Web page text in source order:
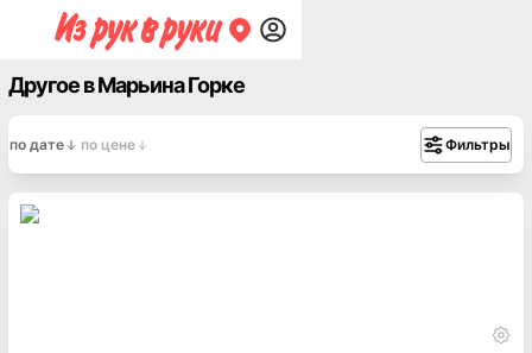
Другое в Марьина Горке
по дате по цене Фильтры